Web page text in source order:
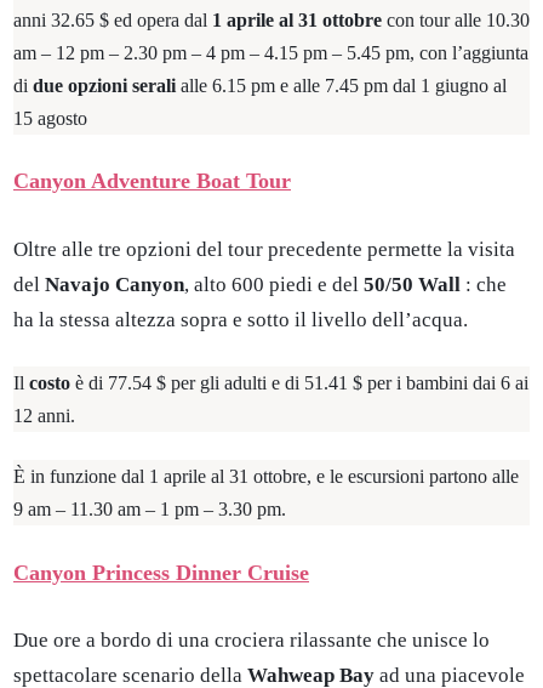
anni 32.65 $ ed opera dal 1 aprile al 31 ottobre con tour alle 10.30
am – 12 pm – 2.30 pm – 4 pm – 4.15 pm – 5.45 pm, con l’aggiunta
di due opzioni serali alle 6.15 pm e alle 7.45 pm dal 1 giugno al
15 agosto
Canyon Adventure Boat Tour
Oltre alle tre opzioni del tour precedente permette la visita
del Navajo Canyon, alto 600 piedi e del 50/50 Wall : che
ha la stessa altezza sopra e sotto il livello dell’acqua.
Il costo è di 77.54 $ per gli adulti e di 51.41 $ per i bambini dai 6 ai
12 anni.
È in funzione dal 1 aprile al 31 ottobre, e le escursioni partono alle
9 am – 11.30 am – 1 pm – 3.30 pm.
Canyon Princess Dinner Cruise
Due ore a bordo di una crociera rilassante che unisce lo
spettacolare scenario della Wahweap Bay ad una piacevole